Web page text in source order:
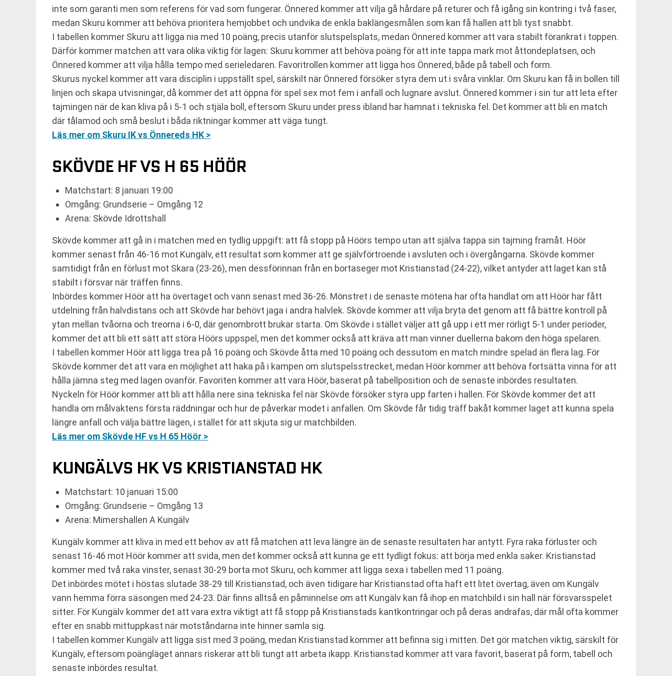
inte som garanti men som referens för vad som fungerar. Önnered kommer att vilja gå hårdare på returer och få igång sin kontring i två faser,
medan Skuru kommer att behöva prioritera hemjobbet och undvika de enkla baklängesmålen som kan få hallen att bli tyst snabbt.
I tabellen kommer Skuru att ligga nia med 10 poäng, precis utanför slutspelsplats, medan Önnered kommer att vara stabilt förankrat i toppen.
Därför kommer matchen att vara olika viktig för lagen: Skuru kommer att behöva poäng för att inte tappa mark mot åttondeplatsen, och
Önnered kommer att vilja hålla tempo med serieledaren. Favoritrollen kommer att ligga hos Önnered, både på tabell och form.
Skurus nyckel kommer att vara disciplin i uppställt spel, särskilt när Önnered försöker styra dem ut i svåra vinklar. Om Skuru kan få in bollen till
linjen och skapa utvisningar, då kommer det att öppna för spel sex mot fem i anfall och lugnare avslut. Önnered kommer i sin tur att leta efter
tajmingen när de kan kliva på i 5-1 och stjäla boll, eftersom Skuru under press ibland har hamnat i tekniska fel. Det kommer att bli en match
där tålamod och små beslut i båda riktningar kommer att väga tungt.
Läs mer om Skuru IK vs Önnereds HK >
SKÖVDE HF VS H 65 HÖÖR
Matchstart: 8 januari 19:00
Omgång: Grundserie – Omgång 12
Arena: Skövde Idrottshall
Skövde kommer att gå in i matchen med en tydlig uppgift: att få stopp på Höörs tempo utan att själva tappa sin tajming framåt. Höör
kommer senast från 46-16 mot Kungälv, ett resultat som kommer att ge självförtroende i avsluten och i övergångarna. Skövde kommer
samtidigt från en förlust mot Skara (23-26), men dessförinnan från en bortaseger mot Kristianstad (24-22), vilket antyder att laget kan stå
stabilt i försvar när träffen finns.
Inbördes kommer Höör att ha övertaget och vann senast med 36-26. Mönstret i de senaste mötena har ofta handlat om att Höör har fått
utdelning från halvdistans och att Skövde har behövt jaga i andra halvlek. Skövde kommer att vilja bryta det genom att få bättre kontroll på
ytan mellan tvåorna och treorna i 6-0, där genombrott brukar starta. Om Skövde i stället väljer att gå upp i ett mer rörligt 5-1 under perioder,
kommer det att bli ett sätt att störa Höörs uppspel, men det kommer också att kräva att man vinner duellerna bakom den höga spelaren.
I tabellen kommer Höör att ligga trea på 16 poäng och Skövde åtta med 10 poäng och dessutom en match mindre spelad än flera lag. För
Skövde kommer det att vara en möjlighet att haka på i kampen om slutspelsstrecket, medan Höör kommer att behöva fortsätta vinna för att
hålla jämna steg med lagen ovanför. Favoriten kommer att vara Höör, baserat på tabellposition och de senaste inbördes resultaten.
Nyckeln för Höör kommer att bli att hålla nere sina tekniska fel när Skövde försöker styra upp farten i hallen. För Skövde kommer det att
handla om målvaktens första räddningar och hur de påverkar modet i anfallen. Om Skövde får tidig träff bakåt kommer laget att kunna spela
längre anfall och välja bättre lägen, i stället för att skjuta sig ur matchbilden.
Läs mer om Skövde HF vs H 65 Höör >
KUNGÄLVS HK VS KRISTIANSTAD HK
Matchstart: 10 januari 15:00
Omgång: Grundserie – Omgång 13
Arena: Mimershallen A Kungälv
Kungälv kommer att kliva in med ett behov av att få matchen att leva längre än de senaste resultaten har antytt. Fyra raka förluster och
senast 16-46 mot Höör kommer att svida, men det kommer också att kunna ge ett tydligt fokus: att börja med enkla saker. Kristianstad
kommer med två raka vinster, senast 30-29 borta mot Skuru, och kommer att ligga sexa i tabellen med 11 poäng.
Det inbördes mötet i höstas slutade 38-29 till Kristianstad, och även tidigare har Kristianstad ofta haft ett litet övertag, även om Kungälv
vann hemma förra säsongen med 24-23. Där finns alltså en påminnelse om att Kungälv kan få ihop en matchbild i sin hall när försvarsspelet
sitter. För Kungälv kommer det att vara extra viktigt att få stopp på Kristianstads kantkontringar och på deras andrafas, där mål ofta kommer
efter en snabb mittuppkast när motståndarna inte hinner samla sig.
I tabellen kommer Kungälv att ligga sist med 3 poäng, medan Kristianstad kommer att befinna sig i mitten. Det gör matchen viktig, särskilt för
Kungälv, eftersom poängläget annars riskerar att bli tungt att arbeta ikapp. Kristianstad kommer att vara favorit, baserat på form, tabell och
senaste inbördes resultat.